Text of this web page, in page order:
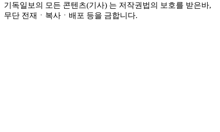
기독일보의 모든 콘텐츠(기사) 는 저작권법의 보호를 받은바,
무단 전재ㆍ복사ㆍ배포 등을 금합니다.